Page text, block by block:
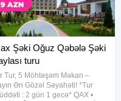
Şəki Oğuz Qəbələ Şəki
turu
Tur, 5 Möhtəşəm Məkan –
Ən Gözəl Səyahəti! *Tur
: 2 gün 1 gecə* QAX •